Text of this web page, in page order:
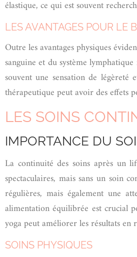
élastique, ce qui est souvent
LES AVANTAGES POUR LE
Outre les avantages physiques
sanguine et du système
souvent une sensation de
thérapeutique peut avoir des effets
LES SOINS
IMPORTANCE DU
La continuité des soins après un
spectaculaires, mais sans un soin
régulières, mais également une
alimentation équilibrée est crucial
yoga peut améliorer les résultats en
SOINS PHYSIQUES